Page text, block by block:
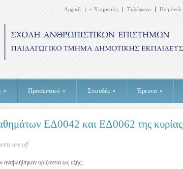
Αρχική e-Υπηρεσίες Τηλέφωνα Helpdesk
» Προσωπικό » Σπουδές » Έρευνα »
ΕΔ0042 και ΕΔ0062 της κυρίας
are off
ορίζονται ως εξής;